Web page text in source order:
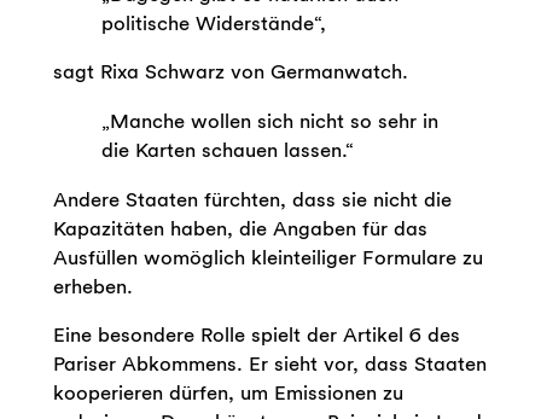
politische Widerstände“,
sagt Rixa Schwarz von Germanwatch.
„Manche wollen sich nicht so sehr in
die Karten schauen lassen.“
Andere Staaten fürchten, dass sie nicht die
Kapazitäten haben, die Angaben für das
Ausfüllen womöglich kleinteiliger Formulare zu
erheben.
Eine besondere Rolle spielt der Artikel 6 des
Pariser Abkommens. Er sieht vor, dass Staaten
kooperieren dürfen, um Emissionen zu